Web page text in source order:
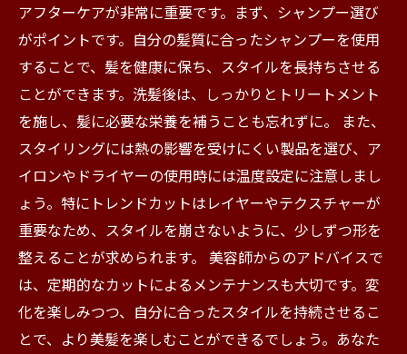
アフターケアが非常に重要です。まず、シャンプー選び
がポイントです。自分の髪質に合ったシャンプーを使用
することで、髪を健康に保ち、スタイルを長持ちさせる
ことができます。洗髪後は、しっかりとトリートメント
を施し、髪に必要な栄養を補うことも忘れずに。 また、
スタイリングには熱の影響を受けにくい製品を選び、ア
イロンやドライヤーの使用時には温度設定に注意しまし
ょう。特にトレンドカットはレイヤーやテクスチャーが
重要なため、スタイルを崩さないように、少しずつ形を
整えることが求められます。 美容師からのアドバイスで
は、定期的なカットによるメンテナンスも大切です。変
化を楽しみつつ、自分に合ったスタイルを持続させるこ
とで、より美髪を楽しむことができるでしょう。あなた